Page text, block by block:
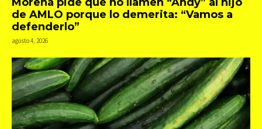
de AMLO porque lo demerita: “Vamos a
defenderlo”
agosto 4, 2026